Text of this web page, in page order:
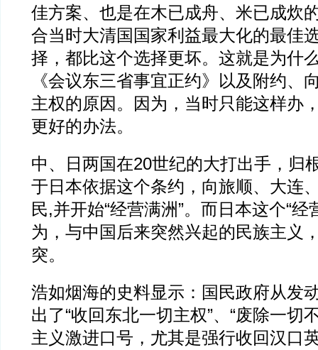
佳方案、也是在木已成舟、米已成炊
合当时大清国国家利益最大化的最佳
择，都比这个选择更坏。这就是为什
《会议东三省事宜正约》以及附约、
主权的原因。因为，当时只能这样办
更好的办法。
中、日两国在20世纪的大打出手，归
于日本依据这个条约，向旅顺、大连
民,并开始“经营满洲”。而日本这个“经
为，与中国后来突然兴起的民族主义
突。
浩如烟海的史料显示：国民政府从发
出了“收回东北一切主权”、“废除一切
主义激进口号，尤其是强行收回汉口